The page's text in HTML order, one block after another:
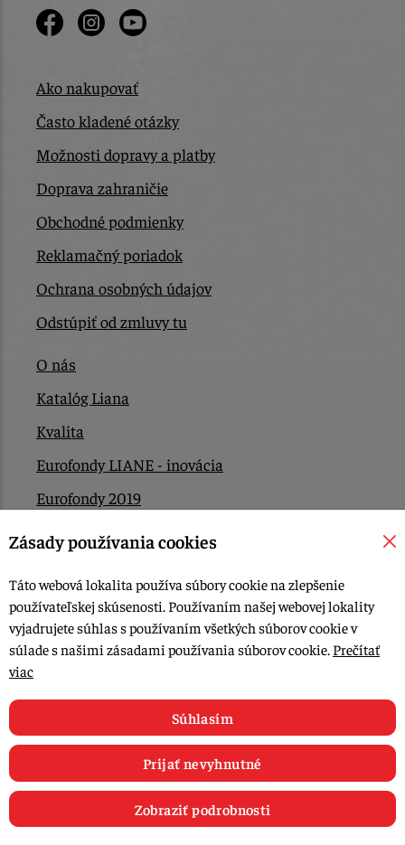
Ako nakupovať
Často kladené otázky
Možnosti dopravy a platby
Doprava zahraničie
Obchodné podmienky
Reklamačný poriadok
Ochrana osobných údajov
Odstúpiť od zmluvy tu
O nás
Katalóg Liana
Kvalita
Eurofondy LIANE - inovácia
Eurofondy 2019
Eurofondy 2022/2023
Kontakt
© 2015-2026, LIANA GOLIAŠ s.r.o. všetky práva vyhradené.
Upraviť nastavenia Cookies
Zásady používania cookies
Táto webová lokalita používa súbory cookie na zlepšenie
používateľskej skúsenosti. Používaním našej webovej lokality
vyjadrujete súhlas s používaním všetkých súborov cookie v
súlade s našimi zásadami používania súborov cookie. Prečítať
viac
Súhlasím
Prijať nevyhnutné
Zobraziť podrobnosti